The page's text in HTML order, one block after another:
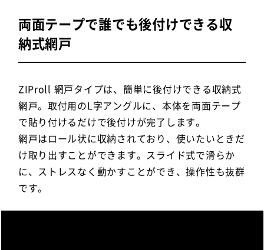
両面テープで誰でも後付けできる収
納式網戸
ZIProll 網戸タイプは、簡単に後付けできる収納式
網戸。取付用のL字アングルに、本体を両面テープ
で貼り付けるだけで後付けが完了します。
網戸はロール状に収納されており、使いたいときだ
け取り出すことができます。スライド式で滑らか
に、ストレスなく動かすことができ、操作性も抜群
です。